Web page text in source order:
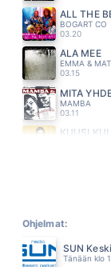
ALL THE
BOGART CO
03.20
ÄLÄ MEE
EMMA &
03.15
MITÄ
MAMBA
03.11
KUUSI
SAMULI
IT S A
BONNIE
Ohjelmat:
SUN
Tänään klo